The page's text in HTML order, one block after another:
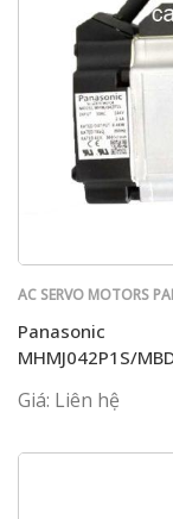
AC SERVO MOTORS
Panasonic
MHMJ042P1S/
Giá: Liên hệ